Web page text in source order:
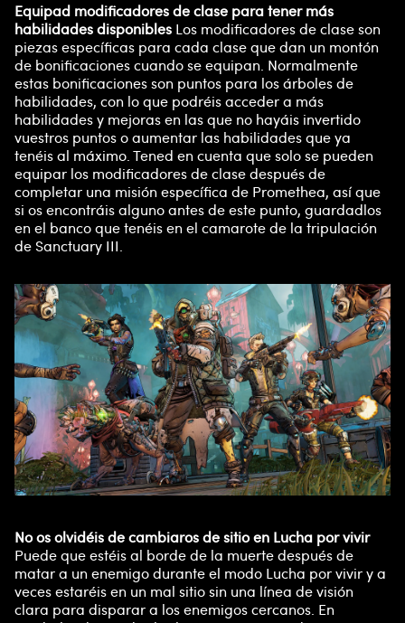
Equipad modificadores de clase para tener más
habilidades disponibles Los modificadores de clase son
piezas específicas para cada clase que dan un montón
de bonificaciones cuando se equipan. Normalmente
estas bonificaciones son puntos para los árboles de
habilidades, con lo que podréis acceder a más
habilidades y mejoras en las que no hayáis invertido
vuestros puntos o aumentar las habilidades que ya
tenéis al máximo. Tened en cuenta que solo se pueden
equipar los modificadores de clase después de
completar una misión específica de Promethea, así que
si os encontráis alguno antes de este punto, guardadlos
en el banco que tenéis en el camarote de la tripulación
de Sanctuary III.
No os olvidéis de cambiaros de sitio en Lucha por vivir
Puede que estéis al borde de la muerte después de
matar a un enemigo durante el modo Lucha por vivir y a
veces estaréis en un mal sitio sin una línea de visión
clara para disparar a los enemigos cercanos. En